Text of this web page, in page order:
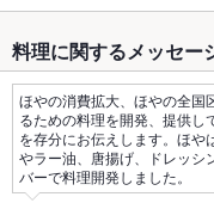
料理に関するメッセー
ほやの消費拡大、ほやの全国
るための料理を開発、提供し
を存分にお伝えします。ほや
やラー油、唐揚げ、ドレッシ
バーで料理開発しました。